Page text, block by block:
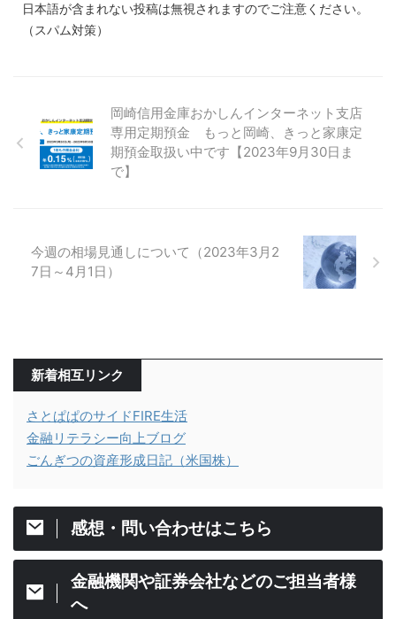
日本語が含まれない投稿は無視されますのでご注意ください。
（スパム対策）
岡崎信用金庫おかしんインターネット支店
専用定期預金 もっと岡崎、きっと家康定
期預金取扱い中です【2023年9月30日ま
で】
今週の相場見通しについて（2023年3月2
7日～4月1日）
新着相互リンク
さとぱぱのサイドFIRE生活
金融リテラシー向上ブログ
ごんぎつの資産形成日記（米国株）
感想・問い合わせはこちら
金融機関や証券会社などのご担当者様
へ